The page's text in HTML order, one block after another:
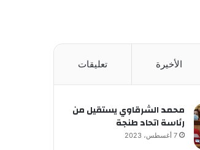
الأخيرة تعليقات
محمد الشرقاوي يستقيل من
رئاسة اتحاد طنجة
7 أغسطس، 2023